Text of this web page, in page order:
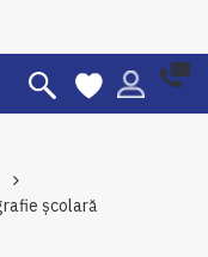
școlară